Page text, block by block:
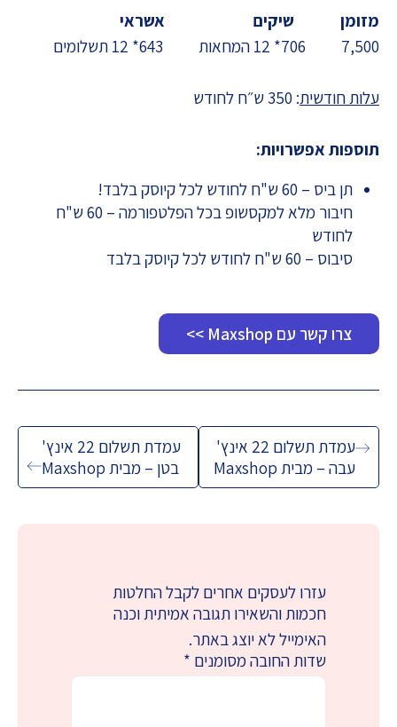
מזומן שיקים
אשראי
7,500 706* 12 המחאות 643* 12 תשלומים
עלות חודשית: 350 ש״ח לחודש
תוספות אפשרויות:
תן ביס – 60 ש"ח לחודש לכל קיוסק בלבד!
חיבור מלא למקסשופ בכל הפלטפורמה – 60 ש"ח
לחודש
סיבוס – 60 ש"ח לחודש לכל קיוסק בלבד
צרו קשר עם Maxshop >>
ניווט
עמדת תשלום 22 אינץ'
עבה – מבית Maxshop
עמדת תשלום 22 אינץ'
בטן – מבית Maxshop
עזרו לעסקים אחרים לקבל החלטות
חכמות והשאירו תגובה אמיתית וכנה
האימייל לא יוצג באתר.
שדות החובה מסומנים*